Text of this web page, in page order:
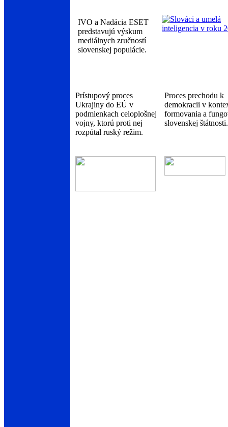
IVO a Nadácia ESET
predstavujú výskum
mediálnych zručností
slovenskej populácie.
Prístupový proces
Ukrajiny do EÚ v
podmienkach celoplošnej
vojny, ktorú proti nej
rozpútal ruský režim.
Proces prechodu k
demokracii v
formovania a
slovenskej štátnosti.